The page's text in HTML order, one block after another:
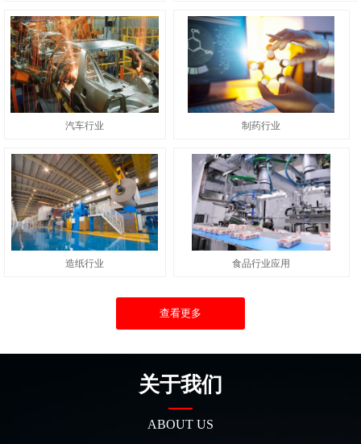
汽车行业 制药行业
造纸行业 食品行业应用
查看更多
关于我们
ABOUT US